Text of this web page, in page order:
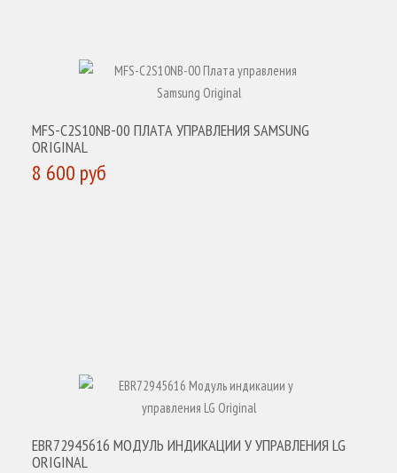
MFS-C2S10NB-00 ПЛАТА УПРАВЛЕНИЯ SAMSUNG
ORIGINAL
8 600 руб
EBR72945616 МОДУЛЬ ИНДИКАЦИИ У УПРАВЛЕНИЯ LG
ORIGINAL